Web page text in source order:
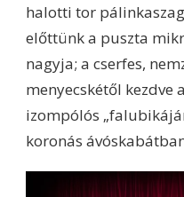
halotti tor
előttünk a puszta
nagyja; a cserfes,
menyecskétől kezdve
izompólós
koronás